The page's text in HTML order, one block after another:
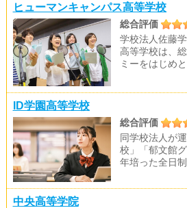
ヒューマンキャンパス高等学校
総合評価
学校法人佐藤
高等学校は、
ミーをはじめ
ID学園高等学校
総合評価
同学校法人が
校」「郁文館
年培った全日
中央高等学院